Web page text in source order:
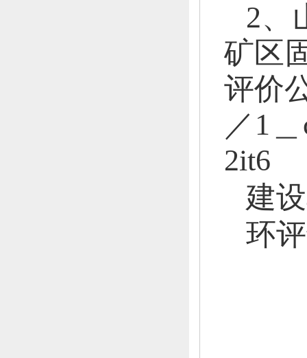
2、
矿区
评价
／1
2it6
建
环